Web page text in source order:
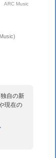
ARC Music
自の新
現在の